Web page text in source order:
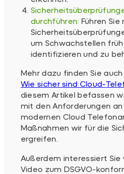
durchführen: Führen
um Schwachstellen
identifizieren und zu
Mehr dazu finden Sie
Wie sicher sind Cloud-
diesem Artikel befassen
mit den Anforderungen
modernen Cloud
Maßnahmen wir für die
ergreifen.
Außerdem interessiert Sie
Video zum DSGVO-